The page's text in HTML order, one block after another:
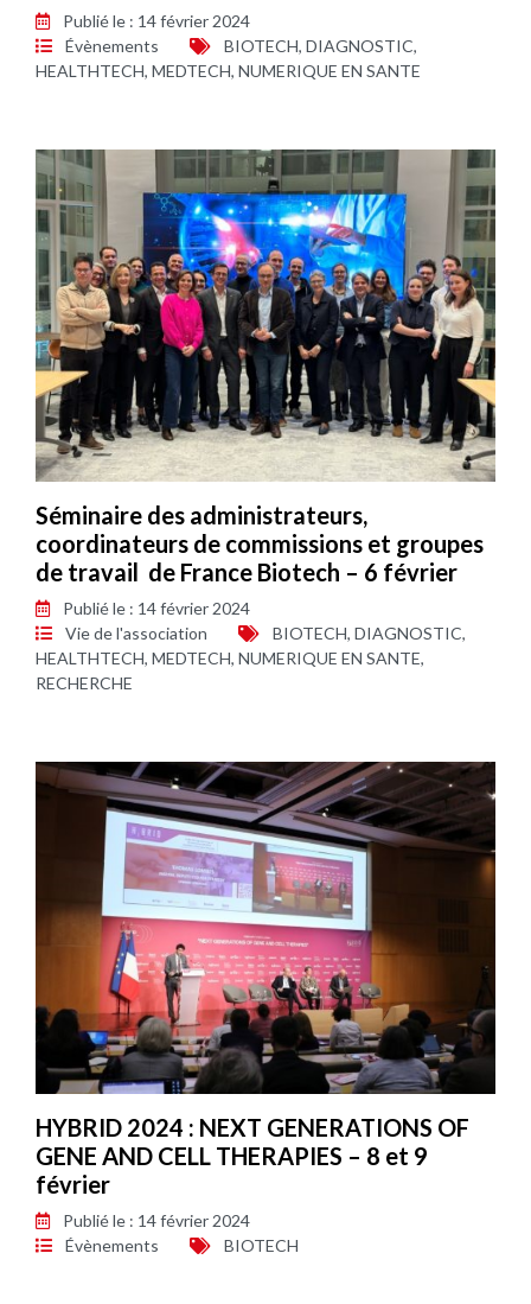
Publié le : 14 février 2024
Évènements
BIOTECH, DIAGNOSTIC,
HEALTHTECH, MEDTECH, NUMERIQUE EN SANTE
Séminaire des administrateurs,
coordinateurs de commissions et groupes
de travail de France Biotech – 6 février
Publié le : 14 février 2024
Vie de l'association
BIOTECH, DIAGNOSTIC,
HEALTHTECH, MEDTECH, NUMERIQUE EN SANTE,
RECHERCHE
HYBRID 2024 : NEXT GENERATIONS OF
GENE AND CELL THERAPIES – 8 et 9
février
Publié le : 14 février 2024
Évènements
BIOTECH